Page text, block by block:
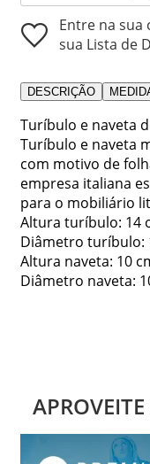
Entre na
sua Lista de
DESCRIÇÃO
Turíbulo e naveta
Turíbulo e naveta
com motivo de
empresa italiana
para o mobiliário
Altura turíbulo: 14
Diâmetro turíbulo:
Altura naveta: 10
Diâmetro naveta: